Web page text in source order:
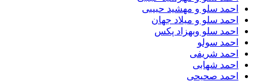
احمد سلو و مهشید حبیبی
احمد سلو و میلاد جهان
احمد سلو وبهزاد پکس
احمد سولو
احمد شریفی
احمد شهابی
احمد صحیحی